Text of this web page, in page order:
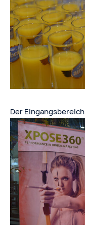
Der Eingangsbereich